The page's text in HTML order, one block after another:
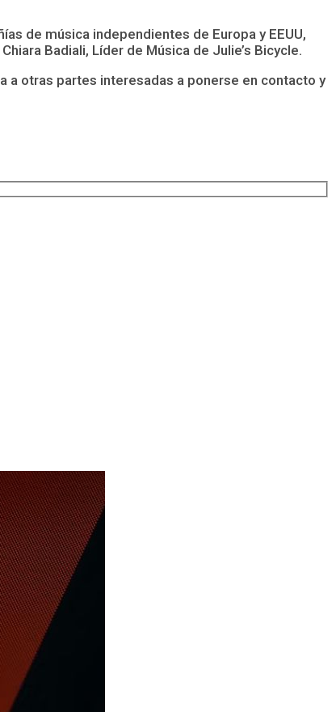
de música independientes de Europa y EEUU,
Badiali, Líder de Música de Julie’s Bicycle.
a otras partes interesadas a ponerse en contacto y